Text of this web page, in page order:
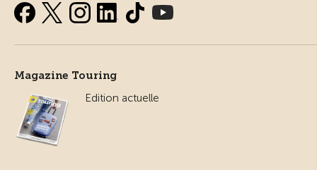
Magazine Touring
Edition actuelle